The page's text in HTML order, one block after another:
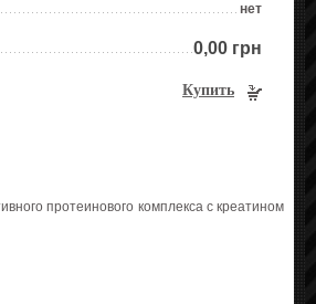
нет
0,00 грн
Купить
протеинового комплекса с креатином